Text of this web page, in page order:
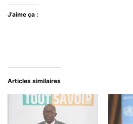
J’aime ça :
Articles similaires